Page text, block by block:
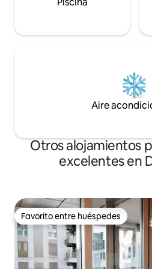
Aire
Otros alojamientos
excelentes en
Favorito entre huéspedes
Favorito entre huéspedes